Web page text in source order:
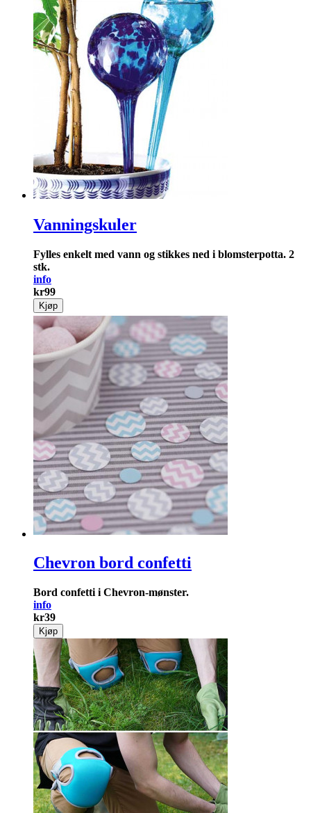
Vanningskuler
Fylles enkelt med vann og stikkes ned i blomsterpotta. 2
stk.
info
kr99
Kjøp
Chevron bord confetti
Bord confetti i Chevron-mønster.
info
kr39
Kjøp